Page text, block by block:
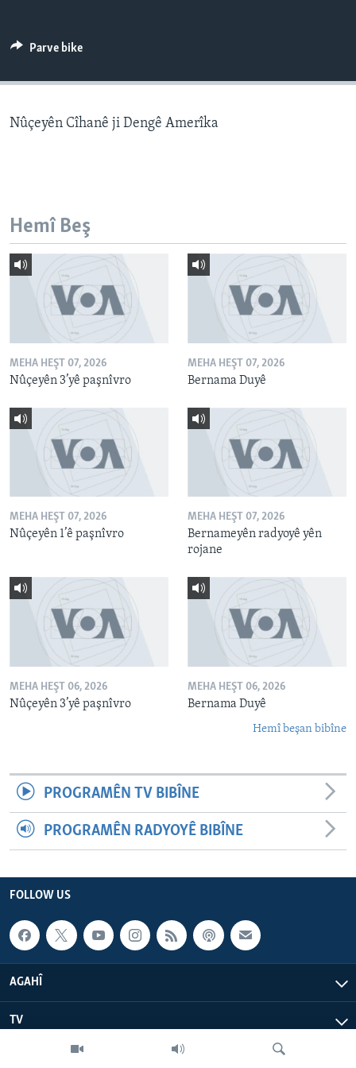
SERNIVÎS
Learning English
Zimanên Din
Parve bike
Nûçeyên Cîhanê ji Dengê Amerîka
Hemî Beş
MEHA HEŞT 07, 2026
Nûçeyên 3’yê paşnîvro
MEHA HEŞT 07, 2026
Bernama Duyê
MEHA HEŞT 07, 2026
Nûçeyên 1’ê paşnîvro
MEHA HEŞT 07, 2026
Bernameyên radyoyê yên
rojane
MEHA HEŞT 06, 2026
Nûçeyên 3’yê paşnîvro
MEHA HEŞT 06, 2026
Bernama Duyê
Hemî beşan bibîne
PROGRAMÊN TV BIBÎNE
PROGRAMÊN RADYOYÊ BIBÎNE
FOLLOW US
AGAHÎ
TV